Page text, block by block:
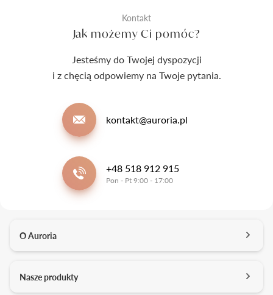
Kontakt
Jak możemy Ci pomóc?
Jesteśmy do Twojej dyspozycji
i z chęcią odpowiemy na Twoje pytania.
kontakt@auroria.pl
+48 518 912 915
Pon - Pt 9:00 - 17:00
O Auroria
Kontakt
Nasze produkty